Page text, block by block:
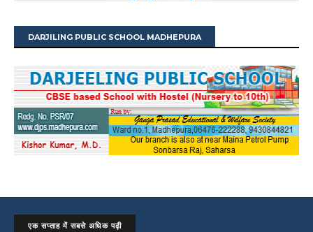
DARJILING PUBLIC SCHOOL MADHEPURA
एक सप्ताह में सबसे अधिक पढ़ी